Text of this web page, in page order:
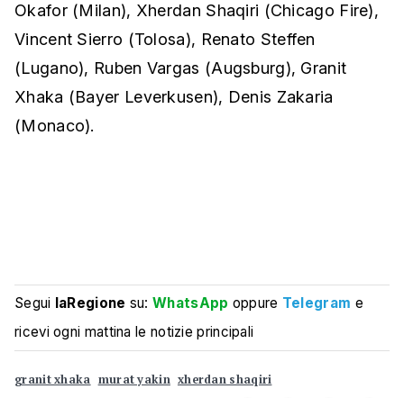
Okafor (Milan), Xherdan Shaqiri (Chicago Fire),
Vincent Sierro (Tolosa), Renato Steffen
(Lugano), Ruben Vargas (Augsburg), Granit
Xhaka (Bayer Leverkusen), Denis Zakaria
(Monaco).
Segui laRegione su:WhatsApp oppure Telegram e
ricevi ogni mattina le notizie principali
granit xhaka murat yakin xherdan shaqiri